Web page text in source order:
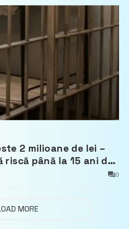
2 milioane de lei –
până la 15 ani de
0
MORE